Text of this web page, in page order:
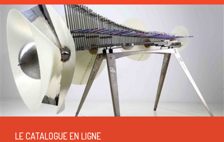
LE CATALOGUE EN LIGNE